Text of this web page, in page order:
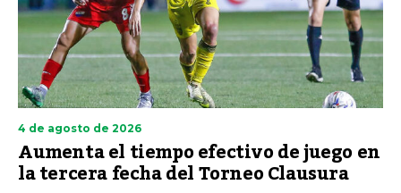
4 de agosto de 2026
Aumenta el tiempo efectivo de juego en
la tercera fecha del Torneo Clausura